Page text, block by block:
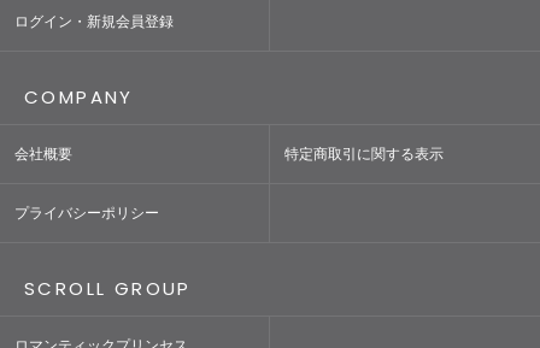
ログイン・新規会員登録
COMPANY
会社概要 特定商取引に関する表示
プライバシーポリシー
SCROLL GROUP